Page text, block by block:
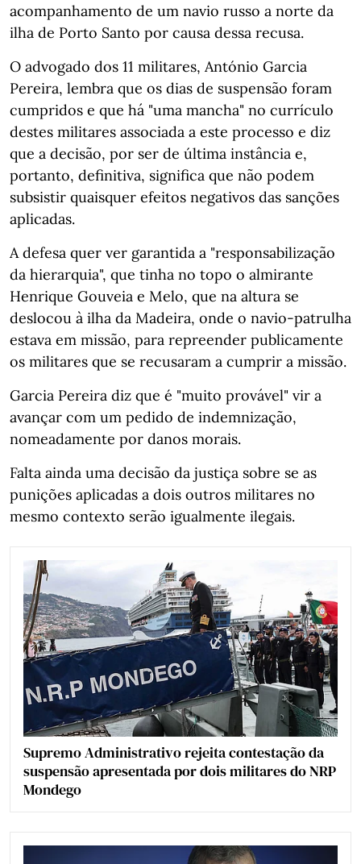
acompanhamento de um navio russo a norte da
ilha de Porto Santo por causa dessa recusa.
O advogado dos 11 militares, António Garcia
Pereira, lembra que os dias de suspensão foram
cumpridos e que há "uma mancha" no currículo
destes militares associada a este processo e diz
que a decisão, por ser de última instância e,
portanto, definitiva, significa que não podem
subsistir quaisquer efeitos negativos das sanções
aplicadas.
A defesa quer ver garantida a "responsabilização
da hierarquia", que tinha no topo o almirante
Henrique Gouveia e Melo, que na altura se
deslocou à ilha da Madeira, onde o navio-patrulha
estava em missão, para repreender publicamente
os militares que se recusaram a cumprir a missão.
Garcia Pereira diz que é "muito provável" vir a
avançar com um pedido de indemnização,
nomeadamente por danos morais.
Falta ainda uma decisão da justiça sobre se as
punições aplicadas a dois outros militares no
mesmo contexto serão igualmente ilegais.
Supremo Administrativo rejeita contestação da
suspensão apresentada por dois militares do NRP
Mondego